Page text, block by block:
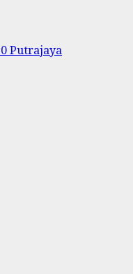
Putrajaya